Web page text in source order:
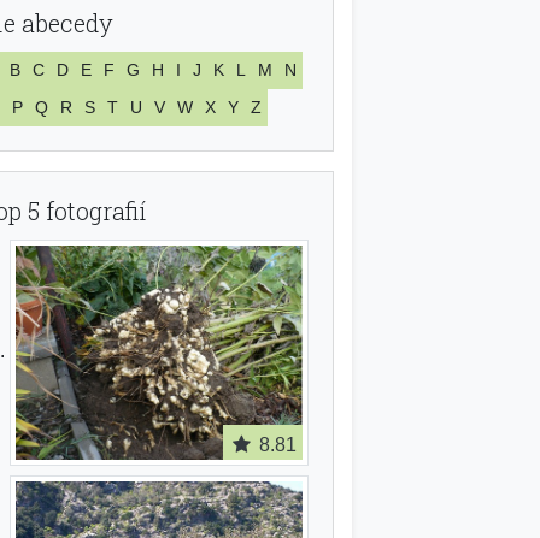
abecedy
B C D E F G H I J K L M
N
P
Q R S T U V W X Y Z
5 fotografií
8.81